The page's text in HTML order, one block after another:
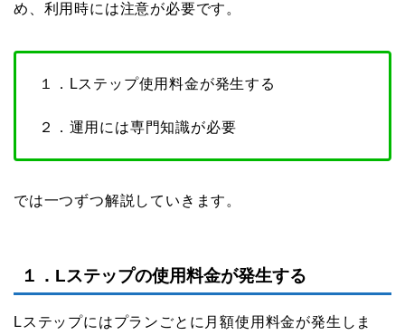
め、利用時には注意が必要です。
１．Lステップ使用料金が発生する
２．運用には専門知識が必要
では一つずつ解説していきます。
１．Lステップの使用料金が発生する
Lステップにはプランごとに月額使用料金が発生しま